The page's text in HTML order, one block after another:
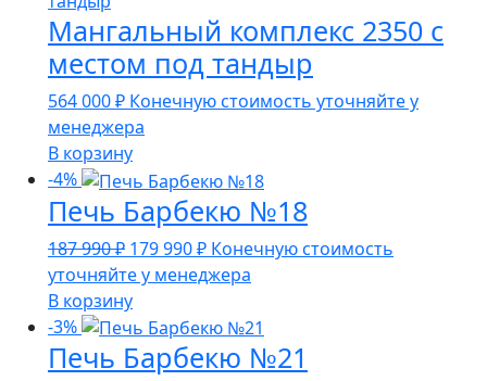
Мангальный комплекс 2350 с
местом под тандыр
564 000₽ Конечную стоимость уточняйте у
менеджера
В корзину
-4%
Печь Барбекю №18
187 990₽ Первоначальная
цена
составляла
187
990 ₽.
179 990₽Текущая
цена:
990 ₽.
Конечную стоимость
уточняйте у менеджера
В корзину
-3%
Печь Барбекю №21